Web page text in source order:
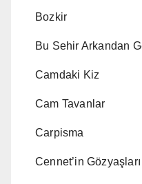
Bozkir
Bu Sehir Arkandan
Camdaki Kiz
Cam Tavanlar
Carpisma
Cennet’in Gözyaşları